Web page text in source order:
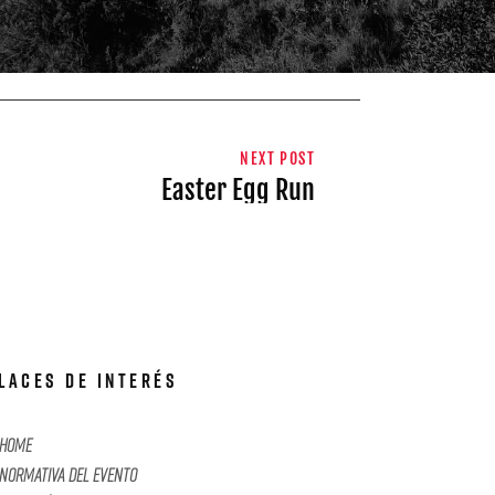
NEXT POST
Easter Egg Run
DE INTERÉS
Del Evento